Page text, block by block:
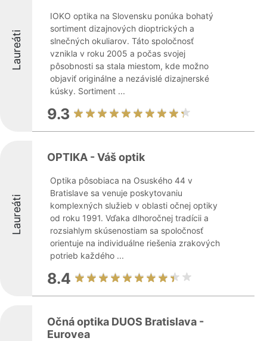
Laureáti
IOKO optika na Slovensku ponúka bohatý
sortiment dizajnových dioptrických a
slnečných okuliarov. Táto spoločnosť
vznikla v roku 2005 a počas svojej
pôsobnosti sa stala miestom, kde možno
objaviť originálne a nezávislé dizajnerské
kúsky. Sortiment ...
9.3
Laureáti
OPTIKA - Váš optik
Optika pôsobiaca na Osuského 44 v
Bratislave sa venuje poskytovaniu
komplexných služieb v oblasti očnej optiky
od roku 1991. Vďaka dlhoročnej tradícii a
rozsiahlym skúsenostiam sa spoločnosť
orientuje na individuálne riešenia zrakových
potrieb každého ...
8.4
Očná optika DUOS Bratislava -
Eurovea